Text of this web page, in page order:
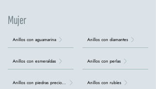
Mujer
Anillos con aguamarina
Anillos con esmeraldas
Anillos con piedras preciosas
Anillos con diamantes
Anillos con perlas
Anillos con rubíes